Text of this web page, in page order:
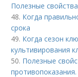
Полезные
48. Когда
срока
49. Когда сезон
культивирования
50. Полезные